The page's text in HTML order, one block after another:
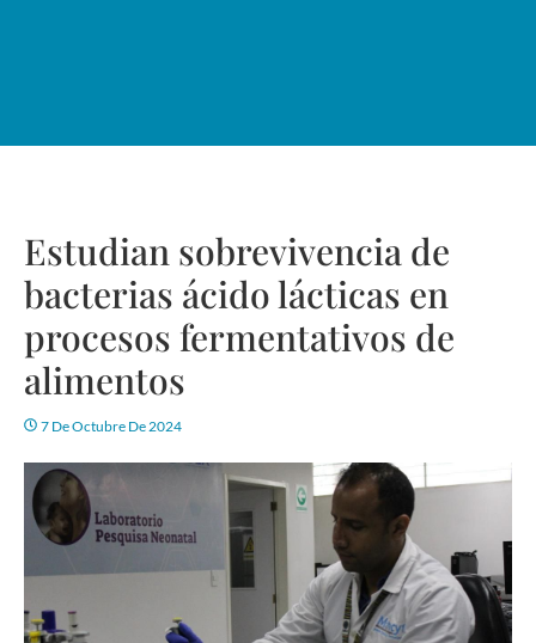
Estudian sobrevivencia de
bacterias ácido lácticas en
procesos fermentativos de
alimentos
7 De Octubre De 2024